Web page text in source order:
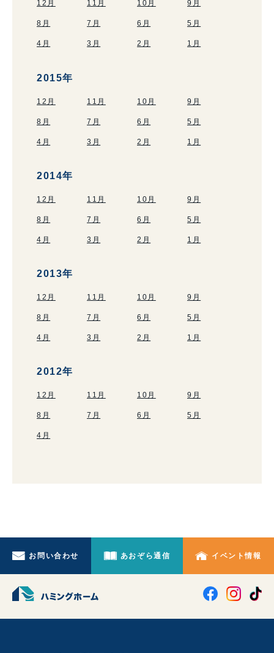
12月 11月 10月 9月
8月 7月 6月 5月
4月 3月 2月 1月
2015年
12月 11月 10月 9月
8月 7月 6月 5月
4月 3月 2月 1月
2014年
12月 11月 10月 9月
8月 7月 6月 5月
4月 3月 2月 1月
2013年
12月 11月 10月 9月
8月 7月 6月 5月
4月 3月 2月 1月
2012年
12月 11月 10月 9月
8月 7月 6月 5月
4月
お問い合わせ あおぞら通信 イベント情報